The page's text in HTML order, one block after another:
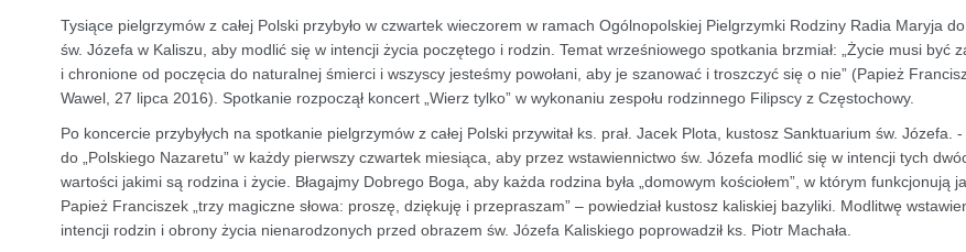
Tysiące pielgrzymów z całej Polski przybyło w czwartek wieczorem w ramach Ogólnopolskiej Pielgrzymki Rodziny Radia Maryja
św. Józefa w Kaliszu, aby modlić się w intencji życia poczętego i rodzin. Temat wrześniowego spotkania brzmiał: „Życie musi być
i chronione od poczęcia do naturalnej śmierci i wszyscy jesteśmy powołani, aby je szanować i troszczyć się o nie” (Papież
Wawel, 27 lipca 2016). Spotkanie rozpoczął koncert „Wierz tylko” w wykonaniu zespołu rodzinnego Filipscy z Częstochowy.
Po koncercie przybyłych na spotkanie pielgrzymów z całej Polski przywitał ks. prał. Jacek Plota, kustosz Sanktuarium św. Józefa.
do „Polskiego Nazaretu” w każdy pierwszy czwartek miesiąca, aby przez wstawiennictwo św. Józefa modlić się w intencji tych
wartości jakimi są rodzina i życie. Błagajmy Dobrego Boga, aby każda rodzina była „domowym kościołem”, w którym funkcjonują
Papież Franciszek „trzy magiczne słowa: proszę, dziękuję i przepraszam” – powiedział kustosz kaliskiej bazyliki. Modlitwę
intencji rodzin i obrony życia nienarodzonych przed obrazem św. Józefa Kaliskiego poprowadził ks. Piotr Machała.